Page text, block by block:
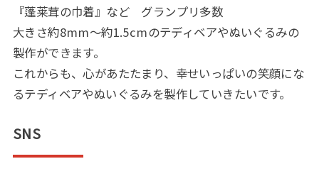
『蓬莱茸の巾着』など グランプリ多数
大きさ約8mm～約1.5cmのテディベアやぬいぐるみの
製作ができます。
これからも、心があたたまり、幸せいっぱいの笑顔にな
るテディベアやぬいぐるみを製作していきたいです。
SNS